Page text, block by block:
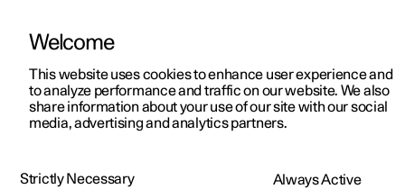
Polestar 2
Polestar 3
Polestar 4
Aanbiedingen voor particulieren
Aanbiedingen voor
professionelen
Bekijk onze stockwagens
HandleidingVideogalerijSoftware-updates
Rijadviezen
Welcome
This website uses cookies to enhance user experience and
to analyze performance and traffic on our website. We also
share information about your use of our site with our social
media, advertising and analytics partners.
Strictly Necessary Always Active